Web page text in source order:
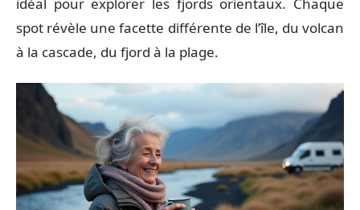
spot révèle une facette différente de l’île, du volcan
à la cascade, du fjord à la plage.